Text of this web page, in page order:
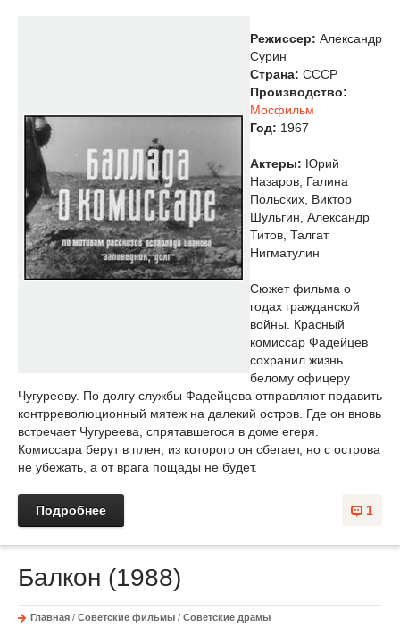
Режиссер: Александр
Сурин
Страна: СССР
Производство:
Мосфильм
Год: 1967
Актеры: Юрий
Назаров, Галина
Польских, Виктор
Шульгин, Александр
Титов, Талгат
Нигматулин
Сюжет фильма о
годах гражданской
войны. Красный
комиссар Фадейцев
сохранил жизнь
белому офицеру
Чугурееву. По долгу службы Фадейцева отправляют подавить
контрреволюционный мятеж на далекий остров. Где он вновь
встречает Чугуреева, спрятавшегося в доме егеря.
Комиссара берут в плен, из которого он сбегает, но с острова
не убежать, а от врага пощады не будет.
1
Подробнее
Балкон (1988)
Главная / Советские фильмы / Советские драмы